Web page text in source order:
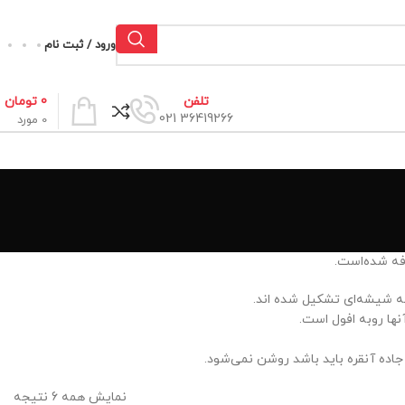
ورود / ثبت نام
تلفن
36419266 021
0 مورد
0 تومان
شده‌است.
شیشه‌ای تشکیل شده اند.
روبه افول است.
آنقره باید باشد روشن نمی‌شود.
نمایش همه 6 نتیجه